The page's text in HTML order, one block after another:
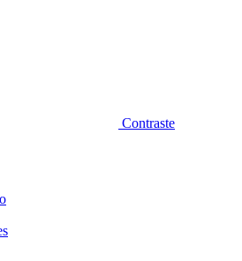
Contraste